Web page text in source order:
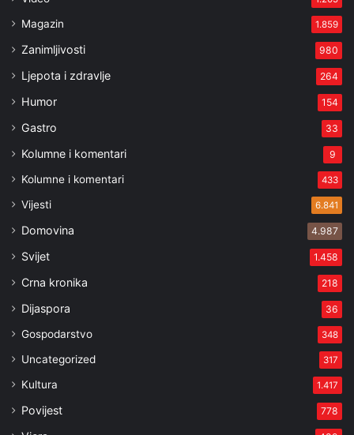
Magazin 1.859
Zanimljivosti 980
Ljepota i zdravlje 264
Humor 154
Gastro 33
Kolumne i komentari 9
Kolumne i komentari 433
Vijesti 6.841
Domovina 4.987
Svijet 1.458
Crna kronika 218
Dijaspora 36
Gospodarstvo 348
Uncategorized 317
Kultura 1.417
Povijest 778